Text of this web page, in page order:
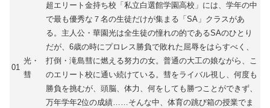
01
光・
彗
超エリート金持ち校「私立白選館学園高校」には、学年の中
で最も優秀な７名の生徒だけが集まる「SA」クラスがあ
る。主人公・華園光は全生徒の憧れの的であるSAのひとり
だが、6歳の時にプロレス勝負で敗れた屈辱をはらすべく、
打倒・滝島彗に燃える努力の女。普通の大工の娘ながら、こ
のエリート校に通い続けている。彗をライバル視し、何度も
勝負を挑むが、頭脳、体力、何をしても勝つことができず、
万年学年2位の成績……そんな中、体育の跳び箱の授業でま